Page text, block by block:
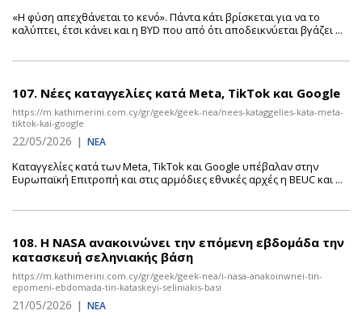
«Η φύση απεχθάνεται το κενό». Πάντα κάτι βρίσκεται για να το
καλύπτει, έτσι κάνει και η BYD που από ότι αποδεικνύεται βγάζει ...
107. Νέες καταγγελίες κατά Meta, TikTok και Google
https://m.kathimerini.com.cy/gr/geek/geek-nea/nees-kataggelies-kata-meta-
tiktok-kai-google
22/05/2026 | ΝΕΑ
Καταγγελίες κατά των Meta, TikTok και Google υπέβαλαν στην
Ευρωπαϊκή Επιτροπή και στις αρμόδιες εθνικές αρχές η BEUC και ...
108. Η NASA ανακοινώνει την επόμενη εβδομάδα την
κατασκευή σεληνιακής βάση
https://m.kathimerini.com.cy/gr/geek/geek-nea/i-nasa-anakoinwnei-tin-
epomeni-ebdomada-tin-kataskeyi-seliniakis-basi
21/05/2026 | ΝΕΑ